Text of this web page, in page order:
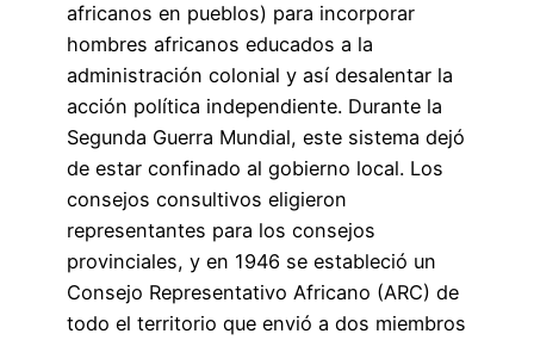
africanos en pueblos) para incorporar
hombres africanos educados a la
administración colonial y así desalentar la
acción política independiente. Durante la
Segunda Guerra Mundial, este sistema dejó
de estar confinado al gobierno local. Los
consejos consultivos eligieron
representantes para los consejos
provinciales, y en 1946 se estableció un
Consejo Representativo Africano (ARC) de
todo el territorio que envió a dos miembros